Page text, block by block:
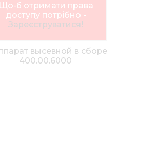
Що-б отримати права
доступу потрібно -
Зареєструватися!